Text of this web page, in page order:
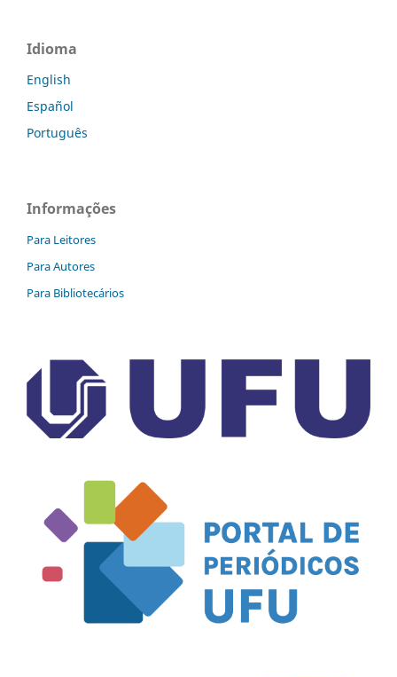
Idioma
English
Español
Português
Informações
Para Leitores
Para Autores
Para Bibliotecários